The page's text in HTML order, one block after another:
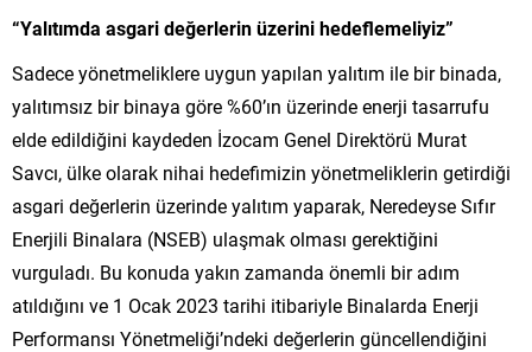
“Yalıtımda asgari değerlerin üzerini hedeflemeliyiz”
Sadece yönetmeliklere uygun yapılan yalıtım ile bir binada,
yalıtımsız bir binaya göre %60’ın üzerinde enerji tasarrufu
elde edildiğini kaydeden İzocam Genel Direktörü Murat
Savcı, ülke olarak nihai hedefimizin yönetmeliklerin getirdiği
asgari değerlerin üzerinde yalıtım yaparak, Neredeyse Sıfır
Enerjili Binalara (NSEB) ulaşmak olması gerektiğini
vurguladı. Bu konuda yakın zamanda önemli bir adım
atıldığını ve 1 Ocak 2023 tarihi itibariyle Binalarda Enerji
Performansı Yönetmeliği’ndeki değerlerin güncellendiğini